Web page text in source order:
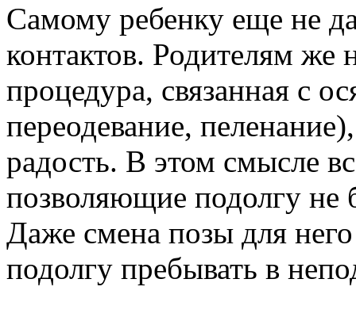
Самому ребенку еще не
контактов. Родителям же
процедура, связанная с
переодевание,
радость. В этом смысле
позволяющие подолгу не
Даже смена позы для
подолгу пребывать в